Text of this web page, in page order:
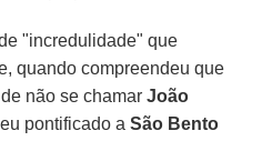
"incredulidade" que
quando compreendeu que
não se chamarJoão
pontificado aSão Bento